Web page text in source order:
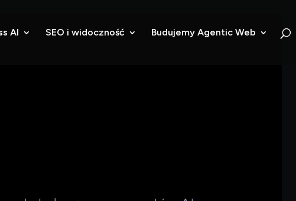
AI SEO i widoczność Budujemy Agentic Web